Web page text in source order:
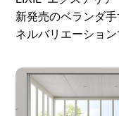
新発売のベランダ
ネルバリエーショ